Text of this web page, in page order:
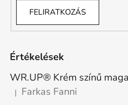
FELIRATKOZÁS
Értékelések
A termék értékelése 5-ből 5
| Farkas Fanni